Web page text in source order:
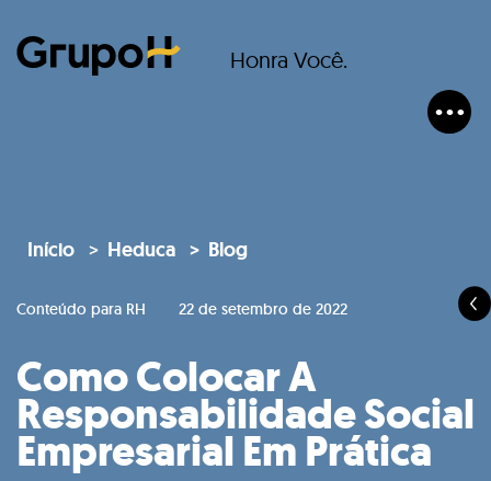
Honra Você.
Início Heduca Blog
Conteúdo para RH 22 de setembro de 2022
Como Colocar A
Responsabilidade Social
Empresarial Em Prática